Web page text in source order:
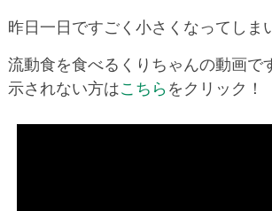
昨日一日ですごく小さくなってしま
流動食を食べるくりちゃんの動画で
示されない方はこちらをクリック！